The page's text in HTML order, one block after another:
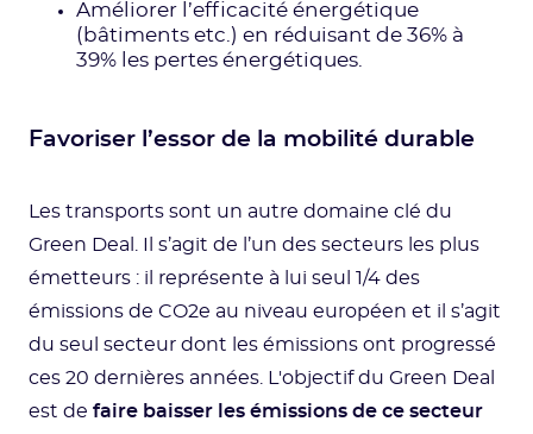
Améliorer l’efficacité énergétique
(bâtiments etc.) en réduisant de 36% à
39% les pertes énergétiques.
Favoriser l’essor de la mobilité durable
Les transports sont un autre domaine clé du
Green Deal. Il s’agit de l’un des secteurs les plus
émetteurs : il représente à lui seul 1/4 des
émissions de CO2e au niveau européen et il s’agit
du seul secteur dont les émissions ont progressé
ces 20 dernières années. L'objectif du Green Deal
est de faire baisser les émissions de ce secteur